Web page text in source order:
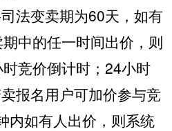
法变卖期为60天，如有
中的任一时间出价，则
竞价倒计时； 24小时
报名用户可加价参与竞
内如有人出价，则系统